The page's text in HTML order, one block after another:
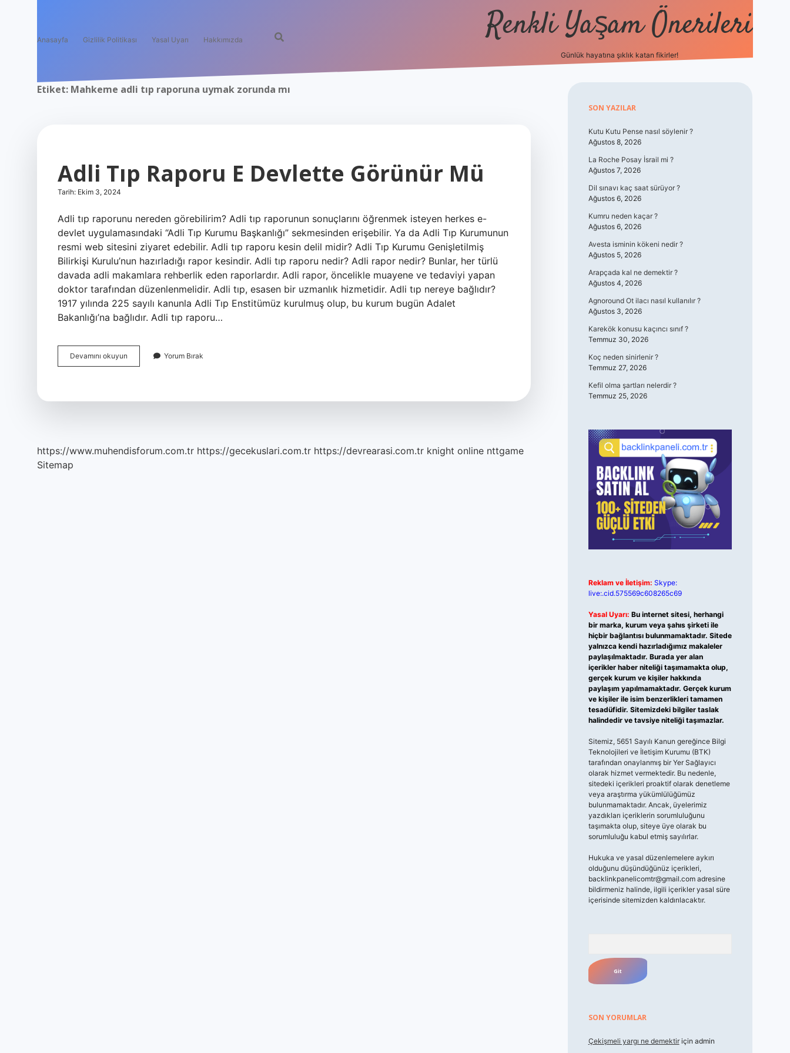
Anasayfa Gizlilik Politikası Yasal Uyarı Hakkımızda Renkli Yaşam Önerileri
Günlük hayatına şıklık katan fikirler!
Etiket: Mahkeme adli tıp raporuna uymak zorunda mı
Adli Tıp Raporu E Devlette Görünür Mü
Tarih: Ekim 3, 2024
Adli tıp raporunu nereden görebilirim? Adli tıp raporunun sonuçlarını öğrenmek isteyen herkes e-
devlet uygulamasındaki “Adli Tıp Kurumu Başkanlığı” sekmesinden erişebilir. Ya da Adli Tıp Kurumunun
resmi web sitesini ziyaret edebilir. Adli tıp raporu kesin delil midir? Adli Tıp Kurumu Genişletilmiş
Bilirkişi Kurulu’nun hazırladığı rapor kesindir. Adli tıp raporu nedir? Adli rapor nedir? Bunlar, her türlü
davada adli makamlara rehberlik eden raporlardır. Adli rapor, öncelikle muayene ve tedaviyi yapan
doktor tarafından düzenlenmelidir. Adli tıp, esasen bir uzmanlık hizmetidir. Adli tıp nereye bağlıdır?
1917 yılında 225 sayılı kanunla Adli Tıp Enstitümüz kurulmuş olup, bu kurum bugün Adalet
Bakanlığı’na bağlıdır. Adli tıp raporu…
Devamını okuyun
Tıp
Yorum Bırak
https://www.muhendisforum.com.tr https://gecekuslari.com.tr https://devrearasi.com.tr knight online nttgame
Sitemap
Sidebar
SON YAZILAR
Kutu Kutu Pense nasıl söylenir ?
Ağustos 8, 2026
La Roche Posay İsrail mi ?
Ağustos 7, 2026
Dil sınavı kaç saat sürüyor ?
Ağustos 6, 2026
Kumru neden kaçar ?
Ağustos 6, 2026
Avesta isminin kökeni nedir ?
Ağustos 5, 2026
Arapçada kal ne demektir ?
Ağustos 4, 2026
Agnoround Ot ilacı nasıl kullanılır ?
Ağustos 3, 2026
Karekök konusu kaçıncı sınıf ?
Temmuz 30, 2026
Koç neden sinirlenir ?
Temmuz 27, 2026
Kefil olma şartları nelerdir ?
Temmuz 25, 2026
Reklam ve İletişim: Skype:
live:.cid.575569c608265c69
Yasal Uyarı: Bu internet sitesi, herhangi
bir marka, kurum veya şahıs şirketi ile
hiçbir bağlantısı bulunmamaktadır. Sitede
yalnızca kendi hazırladığımız makaleler
paylaşılmaktadır. Burada yer alan
içerikler haber niteliği taşımamakta olup,
gerçek kurum ve kişiler hakkında
paylaşım yapılmamaktadır. Gerçek kurum
ve kişiler ile isim benzerlikleri tamamen
tesadüfidir. Sitemizdeki bilgiler taslak
halindedir ve tavsiye niteliği taşımazlar.
Sitemiz, 5651 Sayılı Kanun gereğince Bilgi
Teknolojileri ve İletişim Kurumu (BTK)
tarafından onaylanmış bir Yer Sağlayıcı
olarak hizmet vermektedir. Bu nedenle,
sitedeki içerikleri proaktif olarak denetleme
veya araştırma yükümlülüğümüz
bulunmamaktadır. Ancak, üyelerimiz
yazdıkları içeriklerin sorumluluğunu
taşımakta olup, siteye üye olarak bu
sorumluluğu kabul etmiş sayılırlar.
Hukuka ve yasal düzenlemelere aykırı
olduğunu düşündüğünüz içerikleri,
backlinkpanelicomtr@gmail.comadresine
bildirmeniz halinde, ilgili içerikler yasal süre
içerisinde sitemizden kaldırılacaktır.
SON YORUMLAR
Çekişmeli yargı ne demektiriçin admin